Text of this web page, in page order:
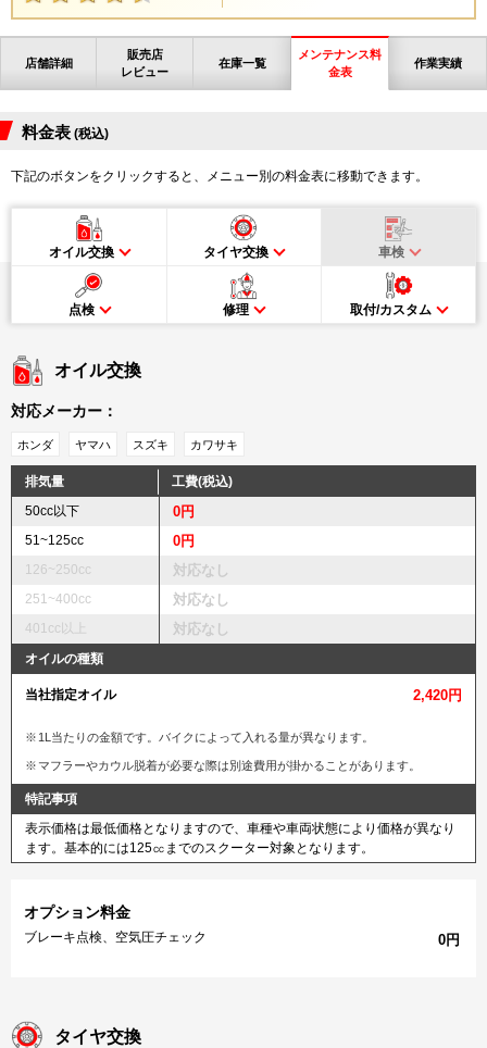
店舗詳細
販売店
レビュー
在庫一覧
メンテナンス料
金表
作業実績
料金表 (税込)
下記のボタンをクリックすると、メニュー別の料金表に移動できます。
オイル交換 タイヤ交換 車検
点検 修理 取付/カスタム
オイル交換
対応メーカー：
ホンダ ヤマハ スズキ カワサキ
排気量
工費(税込)
50cc以下
0円
51~125cc 0円
126~250cc 対応なし
251~400cc 対応なし
401cc以上 対応なし
オイルの種類
当社指定オイル 2,420円
1L当たりの金額です。バイクによって入れる量が異なります。
マフラーやカウル脱着が必要な際は別途費用が掛かることがあります。
特記事項
表示価格は最低価格となりますので、車種や車両状態により価格が異なり
ます。基本的には125㏄までのスクーター対象となります。
オプション料金
ブレーキ点検、空気圧チェック 0円
タイヤ交換